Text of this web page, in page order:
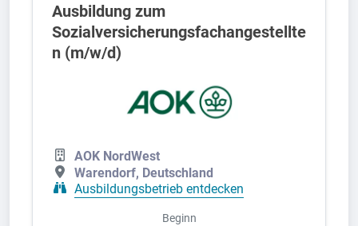
Ausbildung zum
Sozialversicherungsfachangestellte
n (m/w/d)
AOK NordWest
Warendorf, Deutschland
Ausbildungsbetrieb entdecken
Beginn